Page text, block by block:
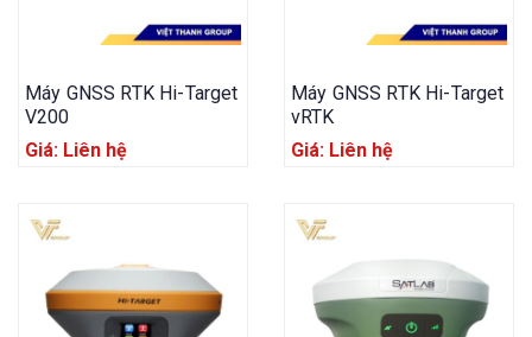
Máy GNSS RTK Hi-Target
V200
Giá: Liên hệ
Máy GNSS RTK Hi-Target
vRTK
Giá: Liên hệ